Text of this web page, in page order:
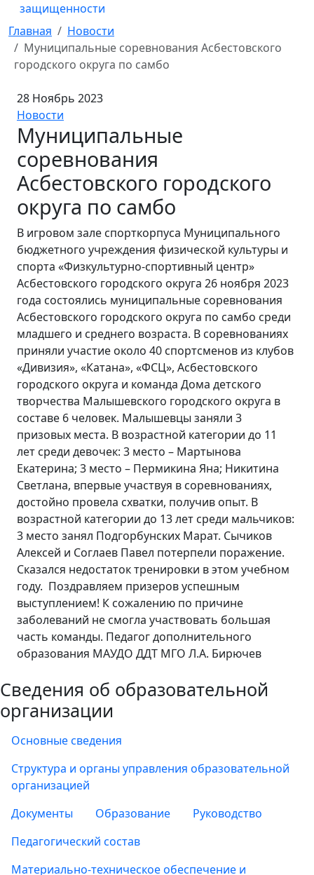
защищенности
Главная
Новости
Муниципальные соревнования Асбестовского
городского округа по самбо
28 Ноябрь 2023
Новости
Муниципальные
соревнования
Асбестовского городского
округа по самбо
В игровом зале спорткорпуса Муниципального
бюджетного учреждения физической культуры и
спорта «Физкультурно-спортивный центр»
Асбестовского городского округа 26 ноября 2023
года состоялись муниципальные соревнования
Асбестовского городского округа по самбо среди
младшего и среднего возраста. В соревнованиях
приняли участие около 40 спортсменов из клубов
«Дивизия», «Катана», «ФСЦ», Асбестовского
городского округа и команда Дома детского
творчества Малышевского городского округа в
составе 6 человек. Малышевцы заняли 3
призовых места. В возрастной категории до 11
лет среди девочек: 3 место – Мартынова
Екатерина; 3 место – Пермикина Яна; Никитина
Светлана, впервые участвуя в соревнованиях,
достойно провела схватки, получив опыт. В
возрастной категории до 13 лет среди мальчиков:
3 место занял Подгорбунских Марат. Сычиков
Алексей и Соглаев Павел потерпели поражение.
Сказался недостаток тренировки в этом учебном
году. Поздравляем призеров успешным
выступлением! К сожалению по причине
заболеваний не смогла участвовать большая
часть команды. Педагог дополнительного
образования МАУДО ДДТ МГО Л.А. Бирючев
Сведения об образовательной
организации
Основные сведения
Структура и органы управления образовательной
организацией
Документы
Образование
Руководство
Педагогический состав
Материально-техническое обеспечение и